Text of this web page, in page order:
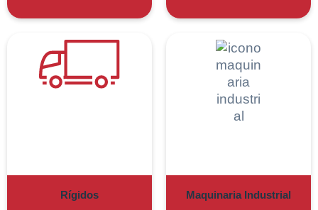
Rígidos Maquinaria Industrial